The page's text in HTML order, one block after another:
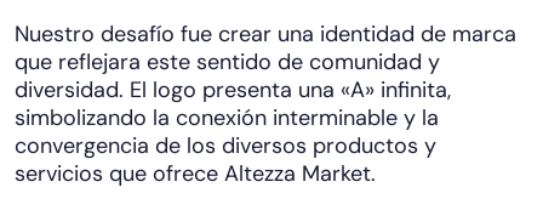
Nuestro desafío fue crear una identidad de marca
que reflejara este sentido de comunidad y
diversidad. El logo presenta una «A» infinita,
simbolizando la conexión interminable y la
convergencia de los diversos productos y
servicios que ofrece Altezza Market.